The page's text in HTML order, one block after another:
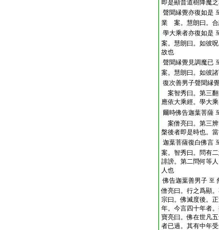
即是顯昔道樹降魔
聲聞縁覺亦復如是
業 案。慧朗曰。合
學大乘者亦復如是
案。慧朗曰。如彼
故也
聲聞縁覺見調魔已
案。慧朗曰。如彼
復次善男子聲聞縁
案智秀曰。第三
應依大乘經。學大
爾時佛告迦葉菩薩
案僧亮曰。第三
槃後者即是時也。
迦葉菩薩復白佛言
案。智秀曰。問有
誹謗。第二問何等
人也
佛告迦葉善男子 至
僧亮曰。行之爲顯
宗曰。佛滅度後。
年。今言四十年者
寶亮曰。佛在世凡
者已過。其有中年